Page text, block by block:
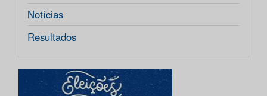
Notícias
Resultados